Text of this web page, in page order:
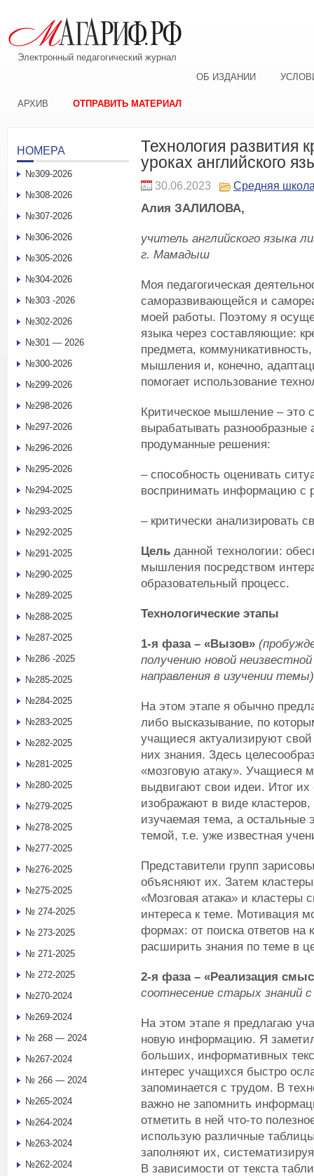
Электронный педагогический журнал
ОБ ИЗДАНИИ
АРХИВ ОТПРАВИТЬ МАТЕРИАЛ
Технология развития
уроках английского
30.06.2023 Средняя
Алия ЗАЛИЛОВА,
учитель английского языка
г. Мамадыш
Моя педагогическая
саморазвивающейся и
моей работы. Поэтому я
языка через составляющие:
предмета,
мышления и, конечно,
помогает использование
Критическое мышление – это
вырабатывать
продуманные решения:
– способность оценивать
воспринимать информацию с
– критически анализировать
Цель данной технологии:
мышления посредством
образовательный процесс.
Технологические этапы
1-я фаза– «Вызов»
получению новой
направления в изучении
На этом этапе я обычно
либо высказывание, по
учащиеся актуализируют
них знания. Здесь
«мозговую атаку». Учащиеся
выдвигают свои идеи. Итог их
изображают в виде
изучаемая тема, а остальные
темой, т.е. уже известная
Представители групп
объясняют их. Затем
«Мозговая атака» и
интереса к теме. Мотивация
формах: от поиска ответов на
расширить знания по теме в
2-я фаза– «Реализация
cоотнесение старых знаний
На этом этапе я предлагаю
новую информацию. Я
больших, информативных
интерес учащихся быстро
запоминается с трудом. В
важно не запомнить
отметить в ней что-то
использую различные
заполняют их,
В зависимости от текста
НОМЕРА
№309-2026
№308-2026
№307-2026
№306-2026
№305-2026
№304-2026
№303 -2026
№302-2026
№301 — 2026
№300-2026
№299-2026
№298-2026
№297-2026
№296-2026
№295-2026
№294-2025
№293-2025
№292-2025
№291-2025
№290-2025
№289-2025
№288-2025
№287-2025
№286 -2025
№285-2025
№284-2025
№283-2025
№282-2025
№281-2025
№280-2025
№279-2025
№278-2025
№277-2025
№276-2025
№275-2025
№ 274-2025
№ 273-2025
№ 271-2025
№ 272-2025
№270-2024
№269-2024
№ 268 — 2024
№267-2024
№ 266 — 2024
№265-2024
№264-2024
№263-2024
№262-2024